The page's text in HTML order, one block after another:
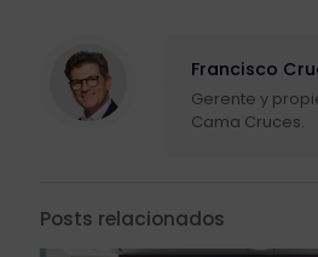
Francisco
Gerente y
Cama Cruces.
Posts relacionados